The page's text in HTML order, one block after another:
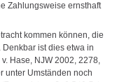
Zahlungsweise ernsthaft
kommen können, die
ist dies etwa in
Hase, NJW 2002, 2278,
unter Umständen noch